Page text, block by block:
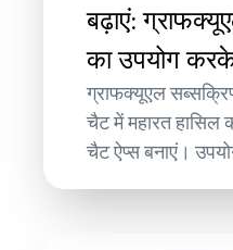
बढ़ाएं:
का उपयोग
ग्राफक्यूएल
चैट में महारत
चैट ऐप्स बनाएं।